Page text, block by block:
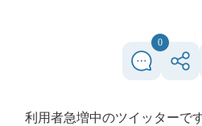
0
利用者急増中のツイッターで